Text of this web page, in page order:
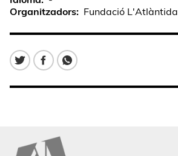
Organitzadors
Fundació L'Atlàntida